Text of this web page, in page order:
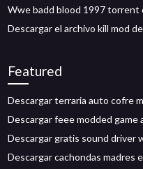
Wwe badd blood 1997 torrent
Descargar el archivo kill mod
Featured
Descargar terraria auto cofre
Descargar feee modded game
Descargar gratis sound driver
Descargar cachondas madres